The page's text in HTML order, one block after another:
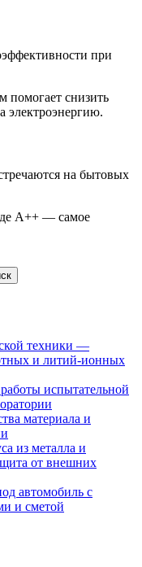
при
помогает снизить
электроэнергию.
на бытовых
A++ — самое
техники —
и литий-ионных
испытательной
материала и
из металла и
от внешних
автомобиль с
и сметой